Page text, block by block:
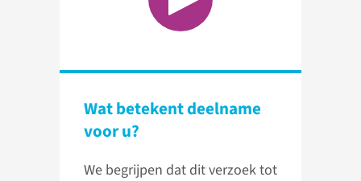
Wat betekent deelname
voor u?
We begrijpen dat dit verzoek tot